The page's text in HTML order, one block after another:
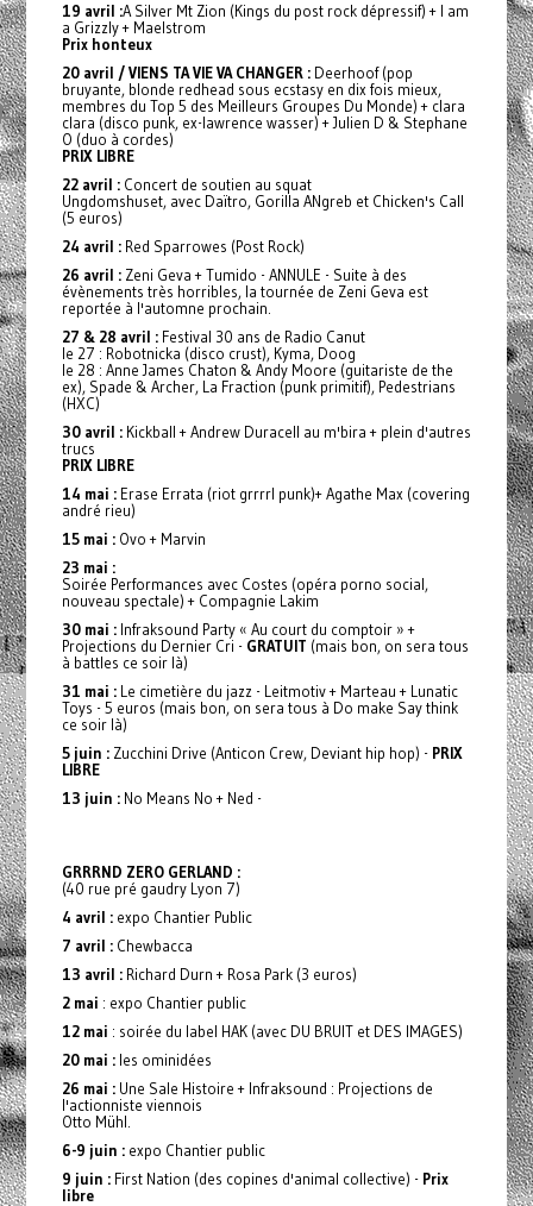
19 avril :A Silver Mt Zion (Kings du post rock dépressif) + I am
a Grizzly + Maelstrom
Prix honteux
20 avril / VIENS TA VIE VA CHANGER :Deerhoof (pop
bruyante, blonde redhead sous ecstasy en dix fois mieux,
membres du Top 5 des Meilleurs Groupes Du Monde) + clara
clara (disco punk, ex-lawrence wasser) + Julien D & Stephane
O (duo à cordes)
PRIX LIBRE
22 avril :Concert de soutien au squat
Ungdomshuset, avec Daïtro, Gorilla ANgreb et Chicken's Call
(5 euros)
24 avril :Red Sparrowes (Post Rock)
26 avril :Zeni Geva + Tumido - ANNULE - Suite à des
évènements très horribles, la tournée de Zeni Geva est
reportée à l'automne prochain.
27 & 28 avril :Festival 30 ans de Radio Canut
le 27 : Robotnicka (disco crust), Kyma, Doog
le 28 : Anne James Chaton & Andy Moore (guitariste de the
ex), Spade & Archer, La Fraction (punk primitif), Pedestrians
(HXC)
30 avril :Kickball + Andrew Duracell au m'bira + plein d'autres
trucs
PRIX LIBRE
14 mai :Erase Errata (riot grrrrl punk)+ Agathe Max (covering
andré rieu)
15 mai :Ovo + Marvin
23 mai :
Soirée Performances avec Costes (opéra porno social,
nouveau spectale) + Compagnie Lakim
30 mai :Infraksound Party « Au court du comptoir » +
Projections du Dernier Cri - GRATUIT (mais bon, on sera tous
à battles ce soir là)
31 mai :Le cimetière du jazz - Leitmotiv + Marteau + Lunatic
Toys - 5 euros (mais bon, on sera tous à Do make Say think
ce soir là)
5 juin :Zucchini Drive (Anticon Crew, Deviant hip hop) - PRIX
LIBRE
13 juin : No Means No + Ned -
GRRRND ZERO GERLAND :
(40 rue pré gaudry Lyon 7)
4 avril :expo Chantier Public
7 avril :Chewbacca
13 avril :Richard Durn + Rosa Park (3 euros)
2 mai : expo Chantier public
12 mai : soirée du label HAK (avec DU BRUIT et DES IMAGES)
20 mai :les ominidées
26 mai :Une Sale Histoire + Infraksound : Projections de
l'actionniste viennois
Otto Mühl.
6-9 juin :expo Chantier public
9 juin :First Nation (des copines d'animal collective) - Prix
libre